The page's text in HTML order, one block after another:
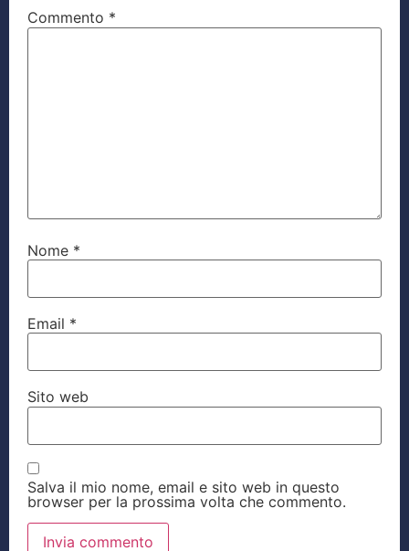
Commento *
Nome *
Email *
Sito web
Salva il mio nome, email e sito web in questo
browser per la prossima volta che commento.